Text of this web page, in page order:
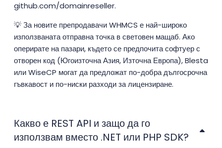
github.com/domainreseller.
💡 За новите препродавачи WHMCS е най-широко
използваната отправна точка в световен мащаб. Ако
оперирате на пазари, където се предпочита софтуер с
отворен код (Югоизточна Азия, Източна Европа), Blesta
или WiseCP могат да предложат по-добра дългосрочна
гъвкавост и по-ниски разходи за лицензиране.
Какво е REST API и защо да го
използвам вместо .NET или PHP SDK?